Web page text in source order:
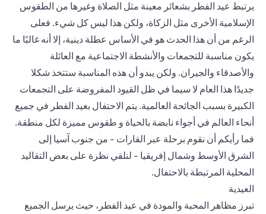
يرتبط عيد الفطر بشعائر معينة مثل الصلاة وغيرها من الطقوس
الإسلامية الأخرى مثل الزكاة، ولكن هذا ليس كل شيء. فعلى
الرغم من أن هذا الحدث هو في الأساس عطلة دينية، إلا أنه غالبًا ما
يكون مناسبة للتجمعات والأنشطة الاجتماعية مع العائلة
والأصدقاء والجيران. ولكن يبدو أن هذه المناسبة ستتخذ شكلا
جديدًا هذا العام لا سيما في ظل القيود المفروضة على التجمعات
الكبيرة بسبب الجائحة العالمية. يتم الاحتفال بعيد الفطر في جميع
أنحاء العالم في أجواء نابضة بالحياة و طقوس مميزة لكل منطقة.
فما رأيكم أن نقوم برحلة عبر القارات - من جنوب آسيا إلى
الشرق الأوسط وشمال إفريقيا - لنلقي نظرة على بعض التقاليد
المحلية المرتبطة بالاحتفال.
العيدية
تبرز مظاهر المحبة والمودة في عيد الفطر، حيث يرسل الجميع